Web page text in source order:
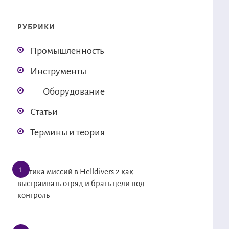
РУБРИКИ
Промышленность
Инструменты
Оборудование
Статьи
Термины и теория
Тактика миссий в Helldivers 2 как
выстраивать отряд и брать цели под
контроль